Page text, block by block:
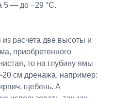
5 — до −29 °C.
расчета две высоты и
приобретенного
то на глубину ямы
20 см дренажа, например:
щебень. А